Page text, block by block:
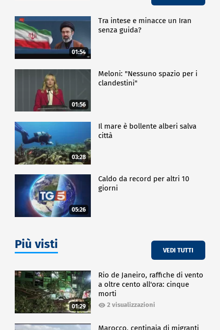
01:54
Tra intese e minacce un Iran
senza guida?
01:56
Meloni: "Nessuno spazio per i
clandestini"
03:28
Il mare è bollente alberi salva
città
05:26
Caldo da record per altri 10
giorni
Più visti VEDI TUTTI
01:29
Rio de Janeiro, raffiche di vento
a oltre cento all'ora: cinque
morti
2 visualizzazioni
Marocco, centinaia di migranti